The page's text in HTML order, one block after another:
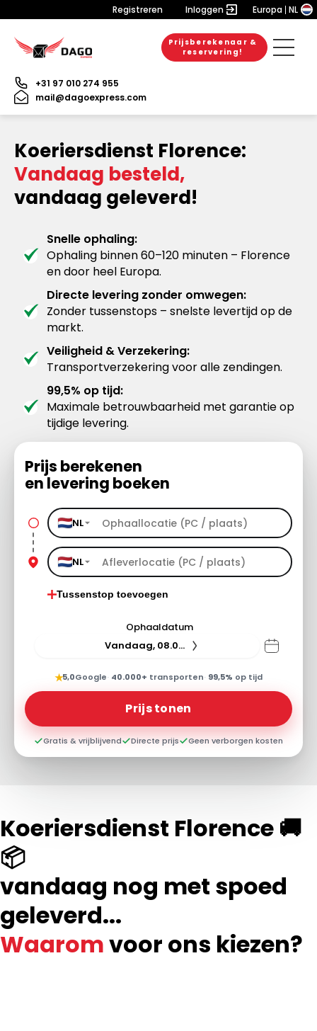
Registreren Inloggen Europa NL
Prijsberekenaar &
reservering!
+31 97 010 274 955
mail@dagoexpress.com
Koeriersdienst Florence:
Vandaag besteld,
vandaag geleverd!
Snelle ophaling:
Ophaling binnen 60–120 minuten – Florence
en door heel Europa.
Directe levering zonder omwegen:
Zonder tussenstops – snelste levertijd op de
markt.
Veiligheid & Verzekering:
Transportverzekering voor alle zendingen.
99,5% op tijd:
Maximale betrouwbaarheid met garantie op
tijdige levering.
Prijs berekenen
en levering boeken
NL
NL
Tussenstop toevoegen
Ophaaldatum
Vandaag, 08.08.26
★5,0Google· 40.000+ transporten· 99,5% op tijd
Prijs tonen
Gratis & vrijblijvend Directe prijs Geen verborgen kosten
Koeriersdienst Florence 🚚
📦
vandaag nog met spoed
geleverd...
Waaromvoor ons kiezen?